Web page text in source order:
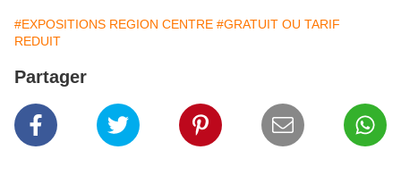
#EXPOSITIONS REGION CENTRE #GRATUIT OU TARIF
REDUIT
Partager